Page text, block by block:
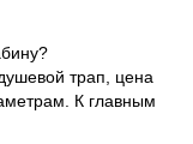
трап, цена
К главным